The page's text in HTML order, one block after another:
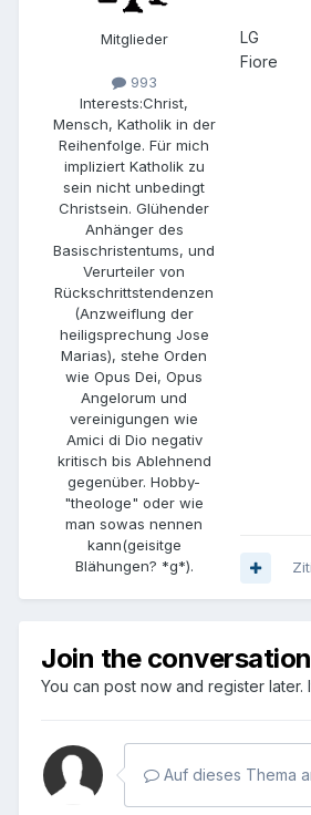
Mitglieder
993
Interests:Christ,
Mensch, Katholik in der
Reihenfolge. Für mich
impliziert Katholik zu
sein nicht unbedingt
Christsein. Glühender
Anhänger des
Basischristentums, und
Verurteiler von
Rückschrittstendenzen
(Anzweiflung der
heiligsprechung Jose
Marias), stehe Orden
wie Opus Dei, Opus
Angelorum und
vereinigungen wie
Amici di Dio negativ
kritisch bis Ablehnend
gegenüber. Hobby-
"theologe" oder wie
man sowas nennen
kann(geisitge
Blähungen? *g*).
LG
Fiore
Join the conversation
You can post now and register later.
Auf dieses Thema